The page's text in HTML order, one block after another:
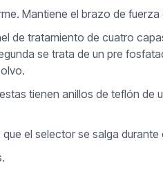
Mantiene el brazo de
de tratamiento de cuatro
se trata de un pre
tienen anillos de teflón
el selector se salga durante